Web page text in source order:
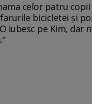
celor patru
bicicletei și
iubesc pe Kim, dar